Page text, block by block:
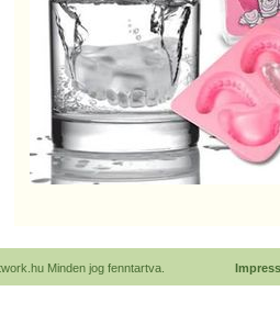
Minden jog fenntartva.